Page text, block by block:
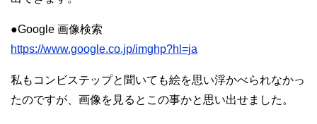
●Google 画像検索
https://www.google.co.jp/imghp?hl=ja
私もコンビステップと聞いても絵を思い浮かべられなかっ
たのですが、画像を見るとこの事かと思い出せました。